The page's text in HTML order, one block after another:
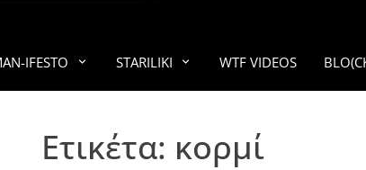
IFESTO STARILIKI WTF VIDEOS
Ετικέτα: κορμί